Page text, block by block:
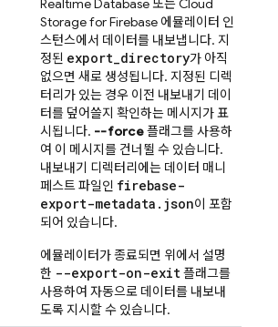
Realtime Database 또는Cloud
Storage for Firebase 에뮬레이터 인
스턴스에서 데이터를 내보냅니다. 지
정된 export_directory가 아직
없으면 새로 생성됩니다. 지정된 디렉
터리가 있는 경우 이전 내보내기 데이
터를 덮어쓸지 확인하는 메시지가 표
시됩니다. --force플래그를 사용하
여 이 메시지를 건너뛸 수 있습니다.
내보내기 디렉터리에는 데이터 매니
페스트 파일인 firebase-
export-metadata.json이 포함
되어 있습니다.
에뮬레이터가 종료되면 위에서 설명
한 --export-on-exit플래그를
사용하여 자동으로 데이터를 내보내
도록 지시할 수 있습니다.